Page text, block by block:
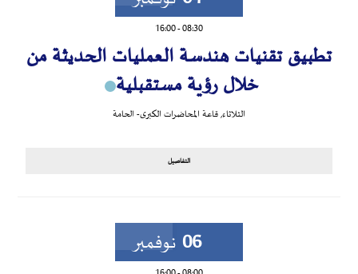
08:30
-
16:00
تطبيق تقنيات هندسة العمليات الحديثة من
خلال رؤية مستقبلية
الثلاثاء,قاعة المحاضرات الكبرى- الحامة
التفاصيل
06 نوفمبر